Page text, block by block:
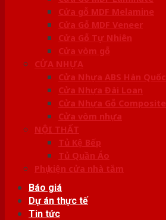
Cửa gỗ MDF Melamine
Cửa Gỗ MDF Veneer
Cửa Gỗ Tự Nhiên
Cửa vòm gỗ
CỬA NHỰA
Cửa Nhựa ABS Hàn Quốc
Cửa Nhựa Đài Loan
Cửa Nhựa Gỗ Composite
Cửa vòm nhựa
NỘI THẤT
Tủ Kệ Bếp
Tủ Quần Áo
Phụ kiện cửa nhà tắm
Báo giá
Dự án thực tế
Tin tức